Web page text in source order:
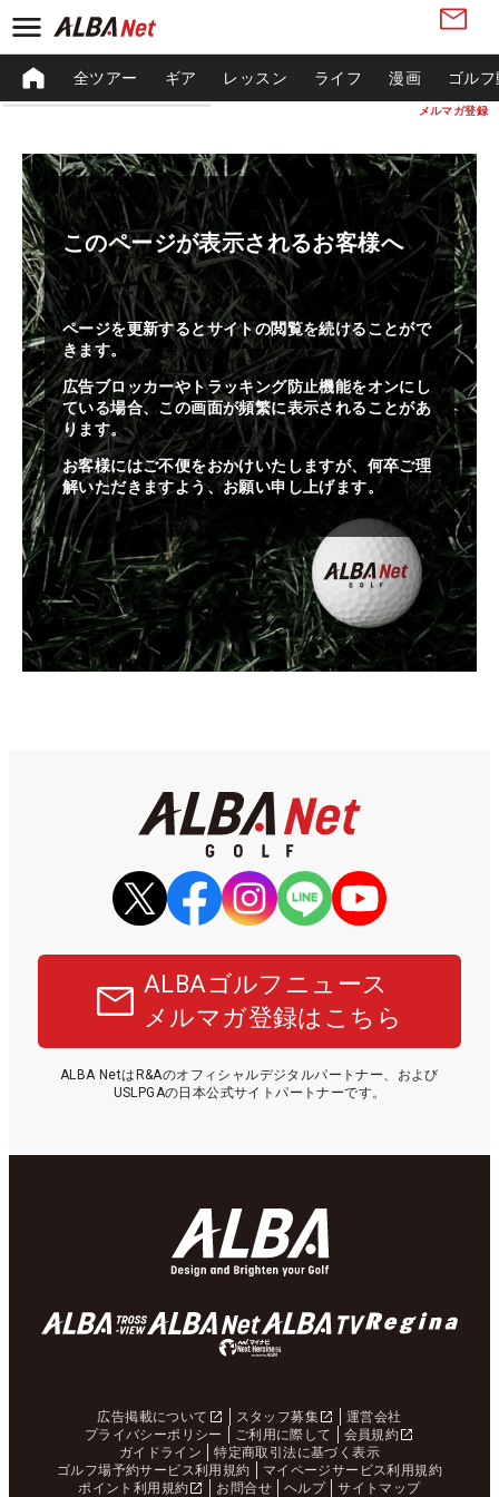
メルマガ登録
全ツアー ギア レッスン ライフ 漫画 ゴル
このページが表示されるお客様へ
ページを更新するとサイトの閲覧を続けることがで
きます。
広告ブロッカーやトラッキング防止機能をオンにし
ている場合、この画面が頻繁に表示されることがあ
ります。
お客様にはご不便をおかけいたしますが、何卒ご理
解いただきますよう、お願い申し上げます。
ALBAゴルフニュース
メルマガ登録はこちら
ALBA NetはR&Aのオフィシャルデジタルパートナー、および
USLPGAの日本公式サイトパートナーです。
広告掲載について スタッフ募集
運営会社
プライバシーポリシー
ご利用に際して
会員規約
ガイドライン
特定商取引法に基づく表示
ゴルフ場予約サービス利用規約
マイページサービス利用規約
ポイント利用規約
お問合せ ヘルプ サイトマップ